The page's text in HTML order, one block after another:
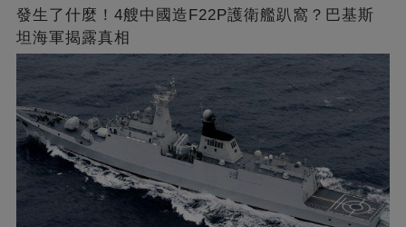
發生了什麼！4艘中國造F22P護衛艦趴窩？巴基斯
坦海軍揭露真相